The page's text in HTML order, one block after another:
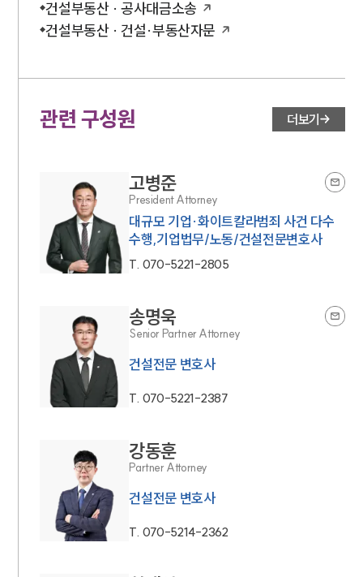
건설부동산 · 공사대금소송
건설부동산 · 건설·부동산자문
관련 구성원 더보기
고병준
President Attorney
대규모 기업·화이트칼라범죄 사건 다수
수행,기업법무/노동/건설전문변호사
T. 070-5221-2805
송명욱
Senior Partner Attorney
건설전문 변호사
T. 070-5221-2387
강동훈
Partner Attorney
건설전문 변호사
T. 070-5214-2362